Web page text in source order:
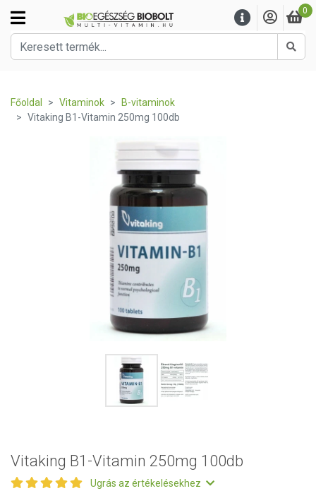
0
Főoldal Vitaminok
B-vitaminok
Vitaking B1-Vitamin 250mg 100db
Vitaking B1-Vitamin 250mg 100db
Ugrás az értékelésekhez